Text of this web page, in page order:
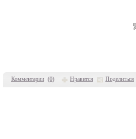
Комментарии (0) Нравится Поделиться